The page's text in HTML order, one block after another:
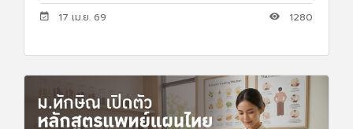
17 เม.ย. 69 1280